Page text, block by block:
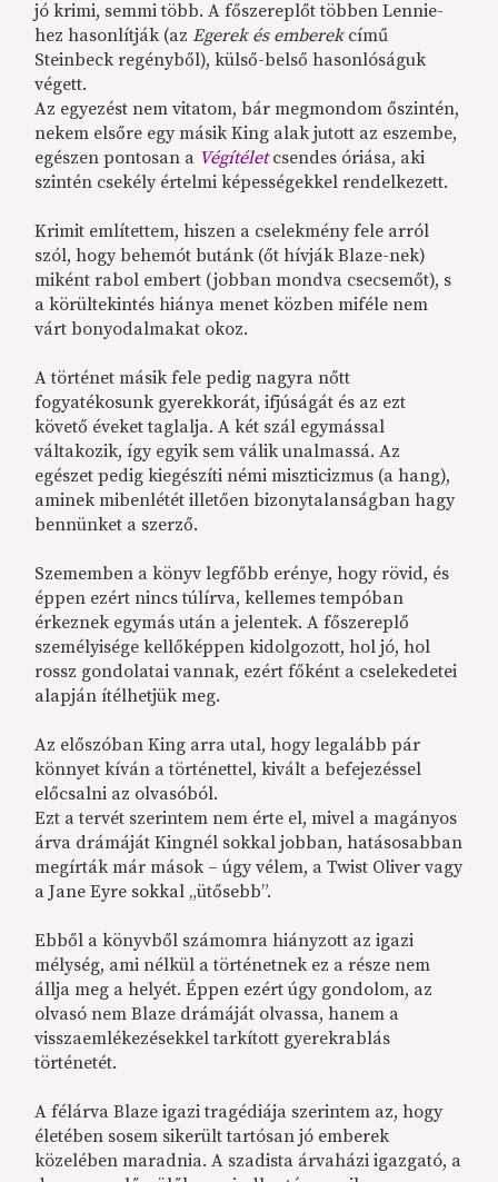
jó krimi, semmi több. A főszereplőt többen Lennie-
hez hasonlítják (azEgerek és emberekcímű
Steinbeck regényből), külső-belső hasonlóságuk
végett.
Az egyezést nem vitatom, bár megmondom őszintén,
nekem elsőre egy másik King alak jutott az eszembe,
egészen pontosan a Végítéletcsendes óriása, aki
szintén csekély értelmi képességekkel rendelkezett.
Krimit említettem, hiszen a cselekmény fele arról
szól, hogy behemót butánk (őt hívják Blaze-nek)
miként rabol embert (jobban mondva csecsemőt), s
a körültekintés hiánya menet közben miféle nem
várt bonyodalmakat okoz.
A történet másik fele pedig nagyra nőtt
fogyatékosunk gyerekkorát, ifjúságát és az ezt
követő éveket taglalja. A két szál egymással
váltakozik, így egyik sem válik unalmassá. Az
egészet pedig kiegészíti némi miszticizmus (a hang),
aminek mibenlétét illetően bizonytalanságban hagy
bennünket a szerző.
Szememben a könyv legfőbb erénye, hogy rövid, és
éppen ezért nincs túlírva, kellemes tempóban
érkeznek egymás után a jelentek. A főszereplő
személyisége kellőképpen kidolgozott, hol jó, hol
rossz gondolatai vannak, ezért főként a cselekedetei
alapján ítélhetjük meg.
Az előszóban King arra utal, hogy legalább pár
könnyet kíván a történettel, kivált a befejezéssel
előcsalni az olvasóból.
Ezt a tervét szerintem nem érte el, mivel a magányos
árva drámáját Kingnél sokkal jobban, hatásosabban
megírták már mások – úgy vélem, a Twist Oliver vagy
a Jane Eyre sokkal „ütősebb”.
Ebből a könyvből számomra hiányzott az igazi
mélység, ami nélkül a történetnek ez a része nem
állja meg a helyét. Éppen ezért úgy gondolom, az
olvasó nem Blaze drámáját olvassa, hanem a
visszaemlékezésekkel tarkított gyerekrablás
történetét.
A félárva Blaze igazi tragédiája szerintem az, hogy
életében sosem sikerült tartósan jó emberek
közelében maradnia. A szadista árvaházi igazgató, a